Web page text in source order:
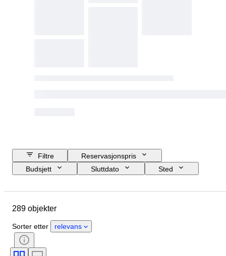
Filtre
Reservasjonspris
Budsjett
Sluttdato
Sted
Ekstra tilbehør
Stil
Signatur
Språk
289 objekter
Sorter etter relevans